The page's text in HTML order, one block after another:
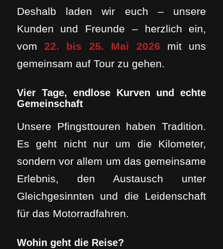
Deshalb laden wir euch – unsere
Kunden und Freunde – herzlich ein,
vom 22. bis 25. Mai 2026 mit uns
gemeinsam auf Tour zu gehen.
Vier Tage, endlose Kurven und echte
Gemeinschaft
Unsere Pfingsttouren haben Tradition.
Es geht nicht nur um die Kilometer,
sondern vor allem um das gemeinsame
Erlebnis, den Austausch unter
Gleichgesinnten und die Leidenschaft
für das Motorradfahren.
Wohin geht die Reise?